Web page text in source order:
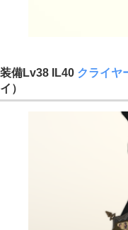
装備Lv38 IL40 クライヤ
イ）